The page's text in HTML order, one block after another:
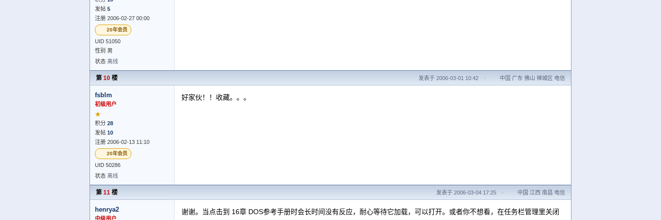
发帖 5
注册 2006-02-27 00:00
20年会员
UID 51050
性别 男
状态 离线
第 10 楼 发表于 2006-03-01 10:42 · 中国 广东 佛山 禅城区 电信
fsblm
初级用户
★
积分 28
发帖 10
注册 2006-02-13 11:10
20年会员
UID 50286
状态 离线
好家伙！！收藏。。。
第 11 楼 发表于 2006-03-04 17:25 · 中国 江西 南昌 电信
henrya2
中级用户
谢谢。当点击到 16章 DOS参考手册时会长时间没有反应，耐心等待它加载，可以打开。或者你不想看，在任务栏管理里关闭